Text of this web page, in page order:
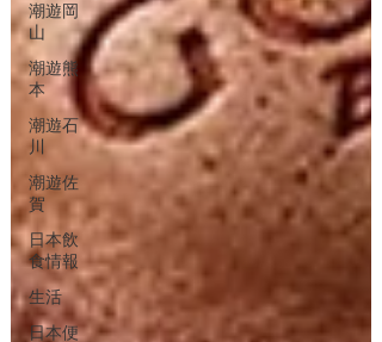
潮遊岡
山
潮遊熊
本
潮遊石
川
潮遊佐
賀
日本飲
食情報
生活
日本便